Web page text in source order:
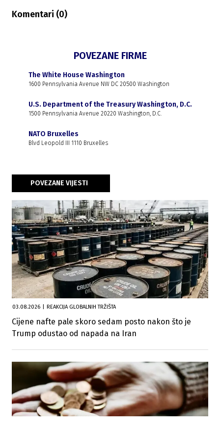
Komentari (0)
POVEZANE FIRME
The White House Washington
1600 Pennsylvania Avenue NW DC 20500 Washington
U.S. Department of the Treasury Washington, D.C.
1500 Pennsylvania Avenue 20220 Washington, D.C.
NATO Bruxelles
Blvd Leopold III 1110 Bruxelles
POVEZANE VIJESTI
03.08.2026 REAKCIJA GLOBALNIH TRŽIŠTA
Cijene nafte pale skoro sedam posto nakon što je
Trump odustao od napada na Iran